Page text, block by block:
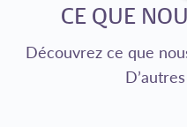
CE QUE
Découvrez ce que